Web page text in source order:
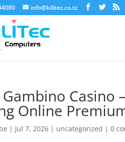
info@kilitec.co.tz
Gambino Casino
Online
| Jul 7, 2026 | uncategorized |0